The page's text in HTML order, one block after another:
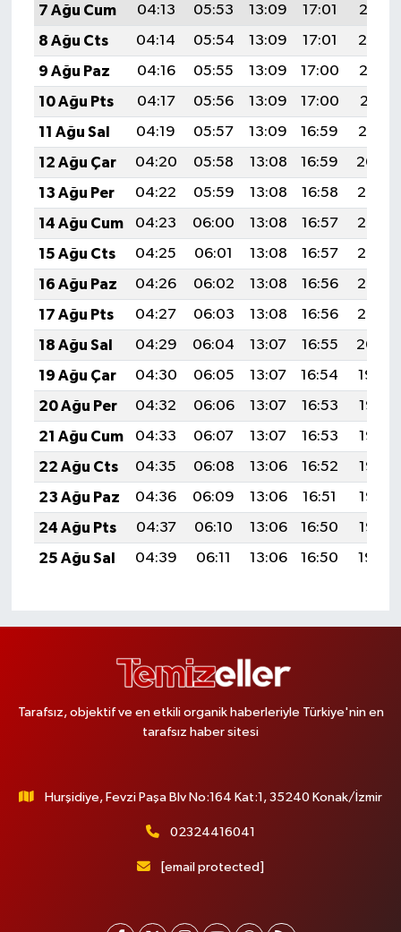
7 Ağu Cum
04:13 05:53 13:09 17:01
20:15
8 Ağu Cts
04:14 05:54 13:09 17:01
20:14
9 Ağu Paz
04:16 05:55 13:09 17:00
20:13
10 Ağu Pts
04:17 05:56 13:09 17:00
20:11
11 Ağu Sal
04:19 05:57 13:09 16:59
20:10
12 Ağu Çar
04:20 05:58 13:08 16:59
20:09
13 Ağu Per
04:22 05:59 13:08 16:58
20:07
14 Ağu Cum
04:23 06:00 13:08 16:57
20:06
15 Ağu Cts
04:25 06:01 13:08 16:57
20:05
16 Ağu Paz
04:26 06:02 13:08 16:56
20:03
17 Ağu Pts
04:27 06:03 13:08 16:56
20:02
18 Ağu Sal
04:29 06:04 13:07 16:55
20:00
19 Ağu Çar
04:30 06:05 13:07 16:54
19:59
20 Ağu Per
04:32 06:06 13:07 16:53
19:58
21 Ağu Cum
04:33 06:07 13:07 16:53
19:56
22 Ağu Cts
04:35 06:08 13:06 16:52
19:55
23 Ağu Paz
04:36 06:09 13:06 16:51
19:53
24 Ağu Pts
04:37 06:10 13:06 16:50
19:52
25 Ağu Sal
04:39 06:11 13:06 16:50 19:50
Tarafsız, objektif ve en etkili organik haberleriyle Türkiye'nin en
tarafsız haber sitesi
Hurşidiye, Fevzi Paşa Blv No:164 Kat:1, 35240 Konak/İzmir
02324416041
[email protected]